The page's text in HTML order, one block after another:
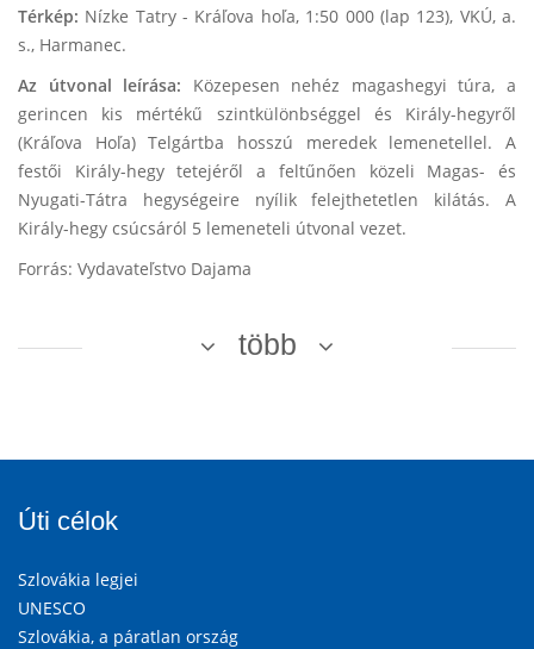
Térkép: Nízke Tatry - Kráľova hoľa, 1:50 000 (lap 123), VKÚ, a.
s., Harmanec.
Az útvonal leírása: Közepesen nehéz magashegyi túra, a
gerincen kis mértékű szintkülönbséggel és Király-hegyről
(Kráľova Hoľa) Telgártba hosszú meredek lemenetellel. A
festői Király-hegy tetejéről a feltűnően közeli Magas- és
Nyugati-Tátra hegységeire nyílik felejthetetlen kilátás. A
Király-hegy csúcsáról 5 lemeneteli útvonal vezet.
Forrás: Vydavateľstvo Dajama
több
Úti célok
Szlovákia legjei
UNESCO
Szlovákia, a páratlan ország